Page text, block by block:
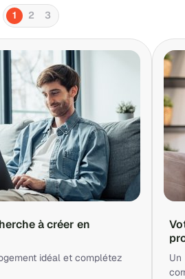
1 2 3
à créer en
idéal et complétez
Un